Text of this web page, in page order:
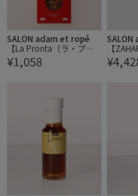
SALON adam et ropé
【La Pronta（ラ・プロ
ンタ）】いかすみのスパ
ゲッティ カプリ風
¥1,058
【
ストラ
ブオイ